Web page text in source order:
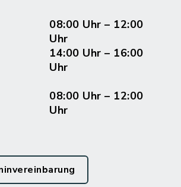
08:00 Uhr – 12:00
Uhr
14:00 Uhr – 16:00
Uhr
08:00 Uhr – 12:00
Uhr